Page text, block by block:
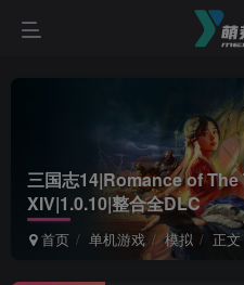
三国志14|Romance of
XIV|1.0.10|整合全DLC
首页 单机游戏 模拟 正文